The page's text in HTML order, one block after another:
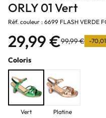
ORLY 01 Vert
Réf. couleur : 6699 FLASH VERDE
29,99 €99,99 € -
Coloris
Vert Platine